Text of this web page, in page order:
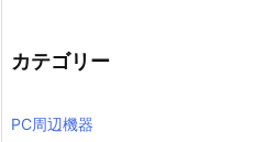
カテゴリー
PC周辺機器